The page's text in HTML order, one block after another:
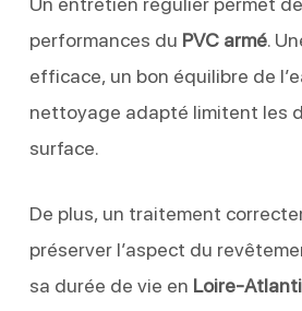
performances du PVC armé.
efficace, un bon équilibre de
nettoyage adapté limitent les
surface.
De plus, un traitement
préserver l’aspect du
sa durée de vie en Loire-